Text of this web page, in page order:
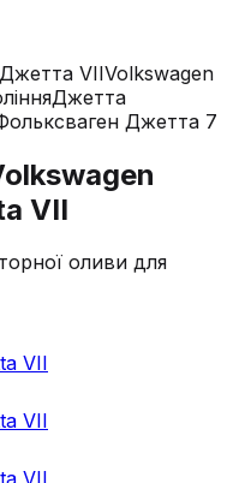
VIIVolkswagen
Джетта
Джетта 7
VII
оливи для
VII
VII